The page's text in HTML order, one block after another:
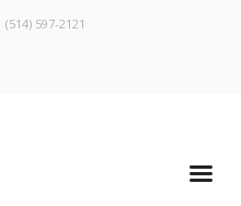
(514) 597-2121